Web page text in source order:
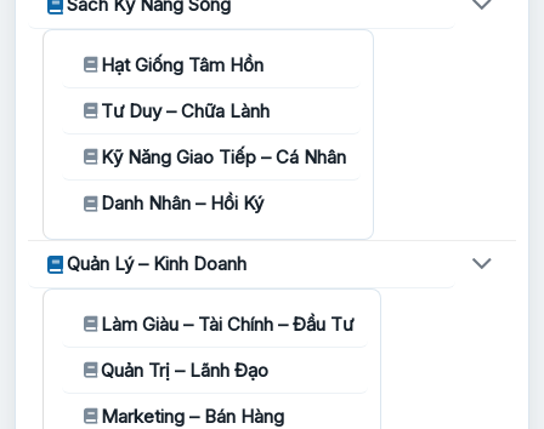
Sách Kỹ Năng Sống
Hạt Giống Tâm Hồn
Tư Duy – Chữa Lành
Kỹ Năng Giao Tiếp – Cá Nhân
Danh Nhân – Hồi Ký
Quản Lý – Kinh Doanh
Làm Giàu – Tài Chính – Đầu Tư
Quản Trị – Lãnh Đạo
Marketing – Bán Hàng